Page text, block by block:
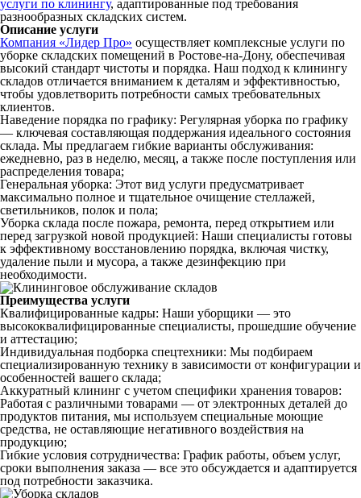
услуги по клинингу, адаптированные под требования
разнообразных складских систем.
Описание услуги
Компания «Лидер Про» осуществляет комплексные услуги по
уборке складских помещений в Ростове-на-Дону, обеспечивая
высокий стандарт чистоты и порядка. Наш подход к клинингу
складов отличается вниманием к деталям и эффективностью,
чтобы удовлетворить потребности самых требовательных
клиентов.
Наведение порядка по графику: Регулярная уборка по графику
— ключевая составляющая поддержания идеального состояния
склада. Мы предлагаем гибкие варианты обслуживания:
ежедневно, раз в неделю, месяц, а также после поступления или
распределения товара;
Генеральная уборка: Этот вид услуги предусматривает
максимально полное и тщательное очищение стеллажей,
светильников, полок и пола;
Уборка склада после пожара, ремонта, перед открытием или
перед загрузкой новой продукцией: Наши специалисты готовы
к эффективному восстановлению порядка, включая чистку,
удаление пыли и мусора, а также дезинфекцию при
необходимости.
Преимущества услуги
Квалифицированные кадры: Наши уборщики — это
высококвалифицированные специалисты, прошедшие обучение
и аттестацию;
Индивидуальная подборка спецтехники: Мы подбираем
специализированную технику в зависимости от конфигурации и
особенностей вашего склада;
Аккуратный клининг с учетом специфики хранения товаров:
Работая с различными товарами — от электронных деталей до
продуктов питания, мы используем специальные моющие
средства, не оставляющие негативного воздействия на
продукцию;
Гибкие условия сотрудничества: График работы, объем услуг,
сроки выполнения заказа — все это обсуждается и адаптируется
под потребности заказчика.